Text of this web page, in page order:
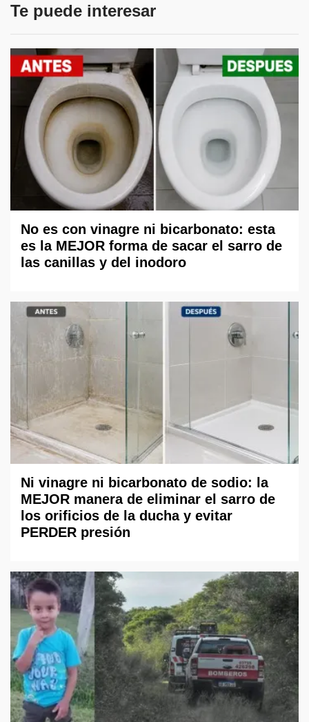
Te puede interesar
No es con vinagre ni bicarbonato: esta
es la MEJOR forma de sacar el sarro de
las canillas y del inodoro
Ni vinagre ni bicarbonato de sodio: la
MEJOR manera de eliminar el sarro de
los orificios de la ducha y evitar
PERDER presión